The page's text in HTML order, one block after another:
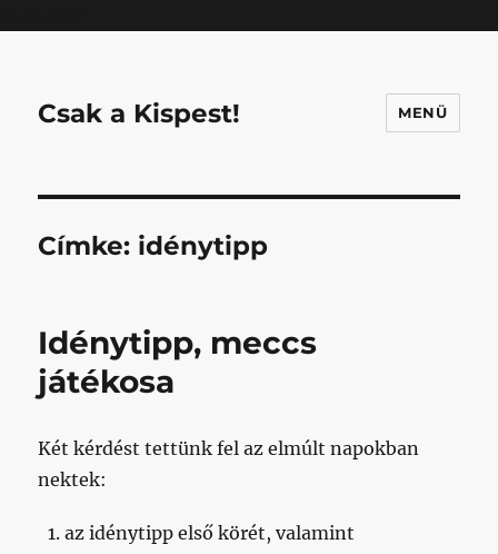
Csak a Kispest! MENÜ
Címke: idénytipp
Idénytipp, meccs
játékosa
Két kérdést tettünk fel az elmúlt napokban
nektek:
az idénytipp első körét, valamint